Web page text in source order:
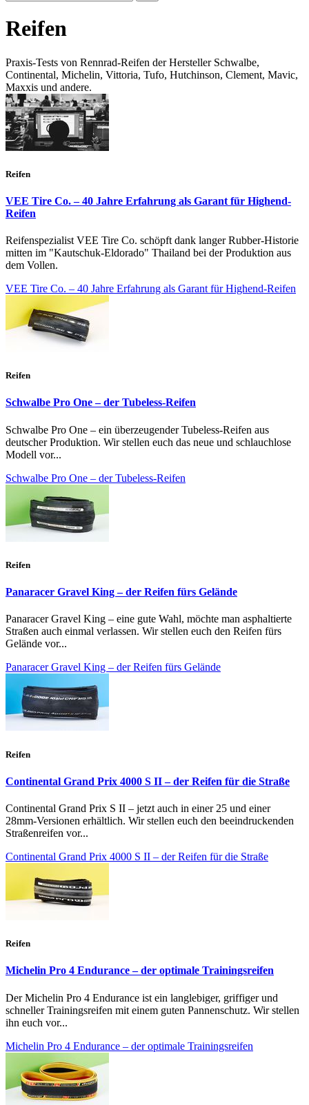
Reifen
Praxis-Tests von Rennrad-Reifen der Hersteller Schwalbe,
Continental, Michelin, Vittoria, Tufo, Hutchinson, Clement, Mavic,
Maxxis und andere.
Reifen
VEE Tire Co. – 40 Jahre Erfahrung als Garant für Highend-
Reifen
Reifenspezialist VEE Tire Co. schöpft dank langer Rubber-Historie
mitten im "Kautschuk-Eldorado" Thailand bei der Produktion aus
dem Vollen.
VEE Tire Co. – 40 Jahre Erfahrung als Garant für Highend-Reifen
Reifen
Schwalbe Pro One – der Tubeless-Reifen
Schwalbe Pro One – ein überzeugender Tubeless-Reifen aus
deutscher Produktion. Wir stellen euch das neue und schlauchlose
Modell vor...
Schwalbe Pro One – der Tubeless-Reifen
Reifen
Panaracer Gravel King – der Reifen fürs Gelände
Panaracer Gravel King – eine gute Wahl, möchte man asphaltierte
Straßen auch einmal verlassen. Wir stellen euch den Reifen fürs
Gelände vor...
Panaracer Gravel King – der Reifen fürs Gelände
Reifen
Continental Grand Prix 4000 S II – der Reifen für die Straße
Continental Grand Prix S II – jetzt auch in einer 25 und einer
28mm-Versionen erhältlich. Wir stellen euch den beeindruckenden
Straßenreifen vor...
Continental Grand Prix 4000 S II – der Reifen für die Straße
Reifen
Michelin Pro 4 Endurance – der optimale Trainingsreifen
Der Michelin Pro 4 Endurance ist ein langlebiger, griffiger und
schneller Trainingsreifen mit einem guten Pannenschutz. Wir stellen
ihn euch vor...
Michelin Pro 4 Endurance – der optimale Trainingsreifen